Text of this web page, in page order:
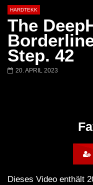
Halberstadt 06.07.13
HARDTEKK
The
Step. 42
20. APRIL 2023
Dieses Video enthält